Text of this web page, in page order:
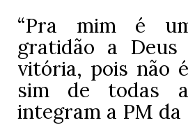
“Pra mim é
gratidão a
vitória, pois não
sim de todas
integram a PM da